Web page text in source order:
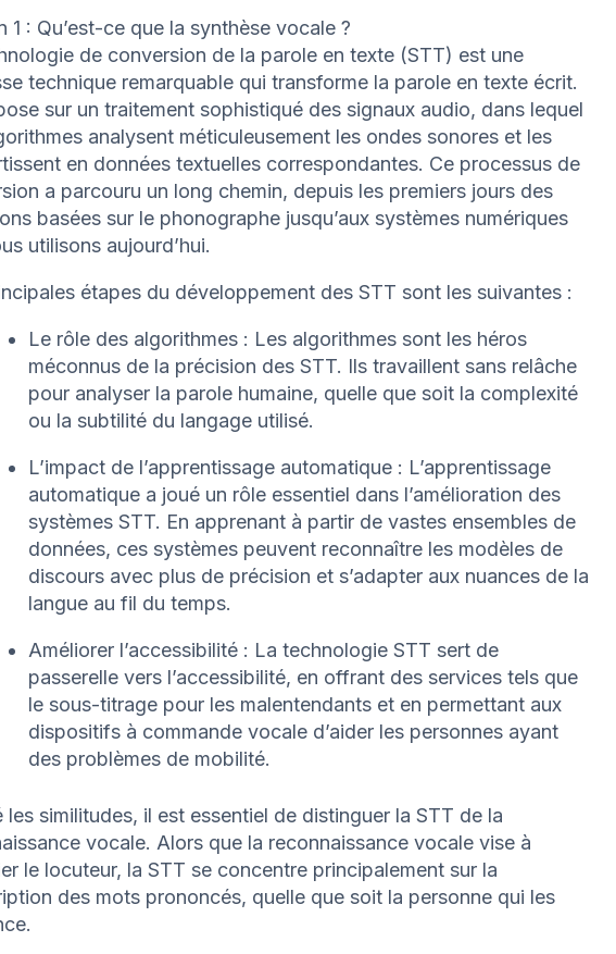
1 : Qu’est-ce que la synthèse vocale ?
de conversion de la parole en texte (STT) est une
technique remarquable qui transforme la parole en texte écrit.
sur un traitement sophistiqué des signaux audio, dans lequel
analysent méticuleusement les ondes sonores et les
en données textuelles correspondantes. Ce processus de
a parcouru un long chemin, depuis les premiers jours des
basées sur le phonographe jusqu’aux systèmes numériques
utilisons aujourd’hui.
étapes du développement des STT sont les suivantes :
Le rôle des algorithmes : Les algorithmes sont les héros
méconnus de la précision des STT. Ils travaillent sans relâche
pour analyser la parole humaine, quelle que soit la complexité
ou la subtilité du langage utilisé.
L’impact de l’apprentissage automatique : L’apprentissage
automatique a joué un rôle essentiel dans l’amélioration des
systèmes STT. En apprenant à partir de vastes ensembles de
données, ces systèmes peuvent reconnaître les modèles de
discours avec plus de précision et s’adapter aux nuances de la
langue au fil du temps.
Améliorer l’accessibilité : La technologie STT sert de
passerelle vers l’accessibilité, en offrant des services tels que
le sous-titrage pour les malentendants et en permettant aux
dispositifs à commande vocale d’aider les personnes ayant
des problèmes de mobilité.
les similitudes, il est essentiel de distinguer la STT de la
vocale. Alors que la reconnaissance vocale vise à
le locuteur, la STT se concentre principalement sur la
des mots prononcés, quelle que soit la personne qui les